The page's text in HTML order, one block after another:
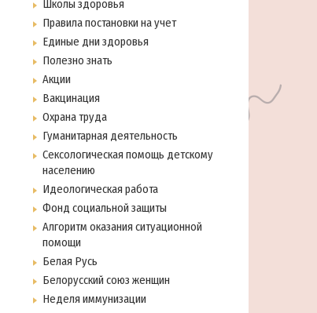
Школы здоровья
Правила постановки на учет
Единые дни здоровья
Полезно знать
Акции
Вакцинация
Охрана труда
Гуманитарная деятельность
Сексологическая помощь детскому
населению
Идеологическая работа
Фонд социальной защиты
Алгоритм оказания ситуационной
помощи
Белая Русь
Белорусский союз женщин
Неделя иммунизации